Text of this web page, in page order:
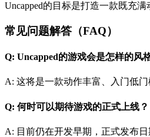
Uncapped的目标是打造一款既充
常见问题解答（FAQ）
Q: Uncapped的游戏会是怎样的风
A: 这将是一款动作丰富、入门低
Q: 何时可以期待游戏的正式上线？
A: 目前仍在开发早期，正式发布